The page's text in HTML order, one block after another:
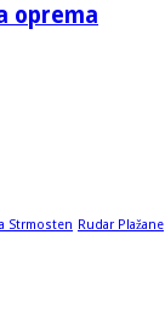
oprema
Strmosten Rudar Plažane